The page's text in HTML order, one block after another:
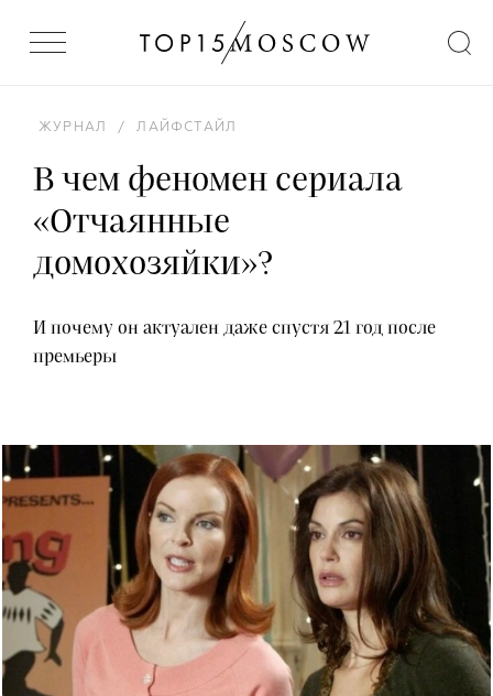
ЖУРНАЛ / ЛАЙФСТАЙЛ
В чем феномен сериала
«Отчаянные
домохозяйки»?
И почему он актуален даже спустя 21 год после
премьеры